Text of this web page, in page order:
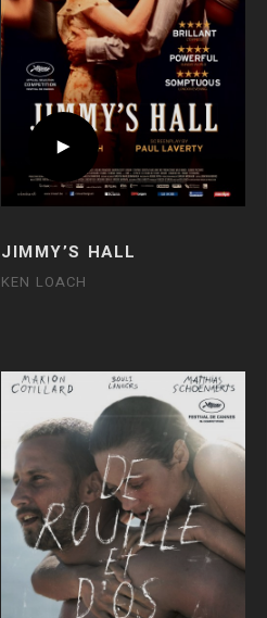
JIMMY’S HALL
KEN LOACH